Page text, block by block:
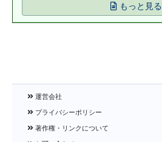
もっと見る
運営会社
プライバシーポリシー
著作権・リンクについて